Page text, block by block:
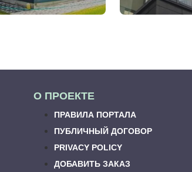
О ПРОЕКТЕ
ПРАВИЛА ПОРТАЛА
ПУБЛИЧНЫЙ ДОГОВОР
PRIVACY POLICY
ДОБАВИТЬ ЗАКАЗ